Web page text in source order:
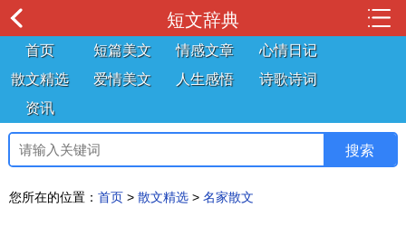
短文辞典
首页 短篇美文 情感文章
心情日记
散文精选
爱情美文 人生感悟
诗歌诗词
资讯
您所在的位置： 首页 > 散文精选 > 名家散文